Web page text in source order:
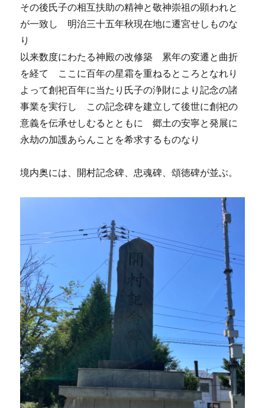
その後氏子の相互扶助の精神と敬神崇祖の顕われと
が一致し 明治三十五年秋現在地に遷宮せしものな
り
以来数度にわたる神殿の改修築 累年の変遷と曲折
を経て ここに百年の星霜を重ねるところとなれり
よって創祀百年に当たり氏子の浄財により記念の諸
事業を実行し この記念碑を建立して後世に創祀の
意義を伝承せしむるとともに 郷土の安寧と発展に
永劫の加護あらんことを希求するものなり
境内奥には、開村記念碑、忠魂碑、頌徳碑が並ぶ。